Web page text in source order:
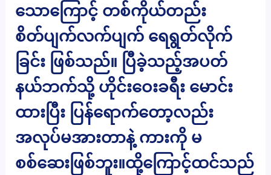
သောကြောင့် တစ်ကိုယ်တည်း
စိတ်ပျက်လက်ပျက် ရေရွတ်လိုက်
ခြင်း ဖြစ်သည်။ ပြီခဲ့သည့်အပတ်
နယ်ဘက်သို့ ဟိုင်းဝေးခရီး မောင်း
ထားပြီး ပြန်ရောက်တော့လည်း
အလုပ်မအားတာနဲ့ ကားကို မ
စစ်ဆေးဖြစ်ဘူး။ထို့ကြောင့်ထင်သည်